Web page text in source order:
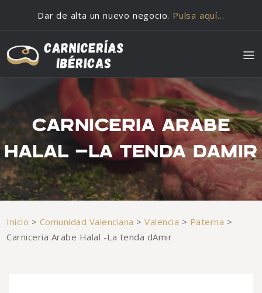
Dar de alta un nuevo negocio. Pulsa aquí…
CARNICERIA ARABE
HALAL -LA TENDA DAMIR
Inicio > Comunidad Valenciana >Valencia > Paterna >
Carniceria Arabe Halal -La tenda dAmir